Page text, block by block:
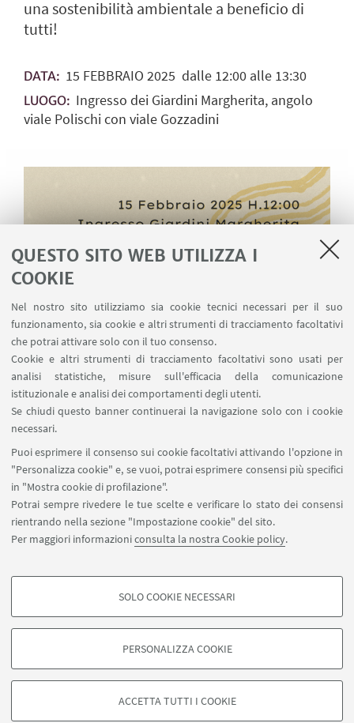
QUESTO SITO WEB UTILIZZA I
COOKIE
Nel nostro sito utilizziamo sia cookie tecnici necessari per il suo
funzionamento, sia cookie e altri strumenti di tracciamento facoltativi
che potrai attivare solo con il tuo consenso.
Cookie e altri strumenti di tracciamento facoltativi sono usati per
analisi statistiche, misure sull'efficacia della comunicazione
istituzionale e analisi dei comportamenti degli utenti.
Se chiudi questo banner continuerai la navigazione solo con i cookie
necessari.
Puoi esprimere il consenso sui cookie facoltativi attivando l'opzione in
"Personalizza cookie" e, se vuoi, potrai esprimere consensi più specifici
in "Mostra cookie di profilazione".
Potrai sempre rivedere le tue scelte e verificare lo stato dei consensi
rientrando nella sezione "Impostazione cookie" del sito.
Per maggiori informazioniconsulta la nostra Cookie policy.
COOKIE DI PROFILAZIONE - FACOLTATIVI
degli utenti, creare profili in base al loro comportamento sul sito, per analisi
di marketing.
SOLO COOKIE NECESSARI
PERSONALIZZA COOKIE
ACCETTA TUTTI I COOKIE
una sostenibilità ambientale a beneficio di
tutti!
DATA: 15 FEBBRAIO 2025 dalle 12:00 alle 13:30
LUOGO: Ingresso dei Giardini Margherita, angolo
viale Polischi con viale Gozzadini
Seguici su:
©Copyright 2026 - ALMA MATER STUDIORUM - Università di
Privacy- Note legali-Impostazioni Cookie